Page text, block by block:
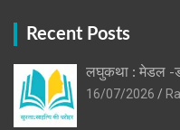
Recent Posts
लघुकथा : मेडल -
16/07/2026